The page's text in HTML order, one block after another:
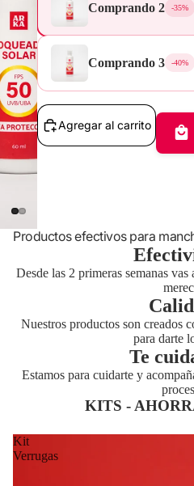
Comprando 2 -35%
Comprando 3 -40%
Agregar al carrito
Productos efectivos para
Desde las 2 primeras semanas
Nuestros productos son creados
para darte
Te
Estamos para cuidarte y
KITS -
Kit
Verrugas